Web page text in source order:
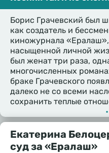
Борис Грачевский был
как создатель и
киножурнала
насыщенной личной
был женат три раза,
многочисленных
браке Грачевского
далеко не со всеми
сохранить теплые
Екатерина
суд за «Ералаш»